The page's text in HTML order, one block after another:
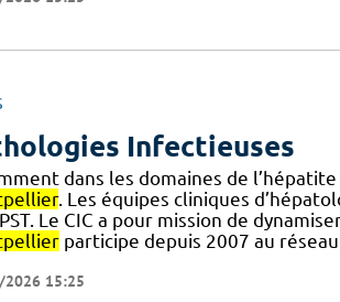
Infectieuses
dans les domaines de
. Les équipes cliniques
Le CIC a pour mission de
participe depuis 2007 au
15:25